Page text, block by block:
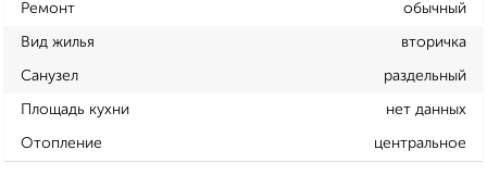
Ремонт обычный
Вид жилья вторичка
Санузел раздельный
Площадь кухни нет данных
Отопление центральное